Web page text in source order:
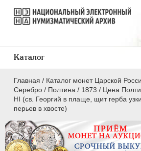
Главная / Каталог монет Царской
Серебро / Полтина / 1873 / Цена
НI (св. Георгий в плаще, щит герба
перьев в хвосте)
Каталог
ПEТР I 1699 - 1725